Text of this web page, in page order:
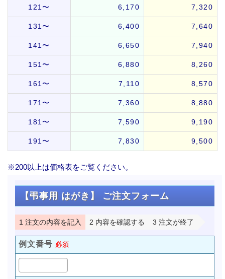
121〜 6,170 7,320
131〜 6,400 7,640
141〜 6,650 7,940
151〜 6,880 8,260
161〜 7,110 8,570
171〜 7,360 8,880
181〜 7,590 9,190
191〜 7,830 9,500
※200以上は価格表をご覧ください。